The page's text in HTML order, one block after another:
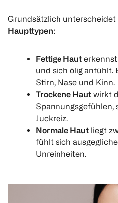
Grundsätzlich unterscheidet
Haupttypen:
Fettige Haut erkennst
und sich öliganfühlt.
Stirn, Nase und Kinn.
Trockene Haut wirkt
Spannungsgefühlen,
Juckreiz.
Normale Haut liegt
fühlt sich
Unreinheiten.